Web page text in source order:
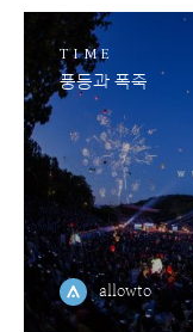
TIME
풍등과 폭죽
allowto